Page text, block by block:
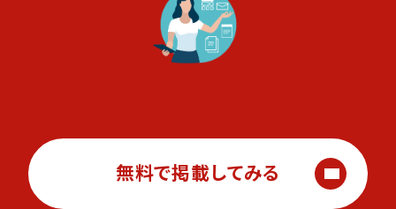
無料で掲載してみる